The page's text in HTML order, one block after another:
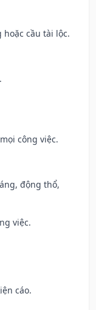
cầu tài lộc.
công việc.
động thổ,
việc.
cáo.